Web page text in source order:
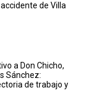
de Villa
a Don Chicho,
Sánchez:
de trabajo y